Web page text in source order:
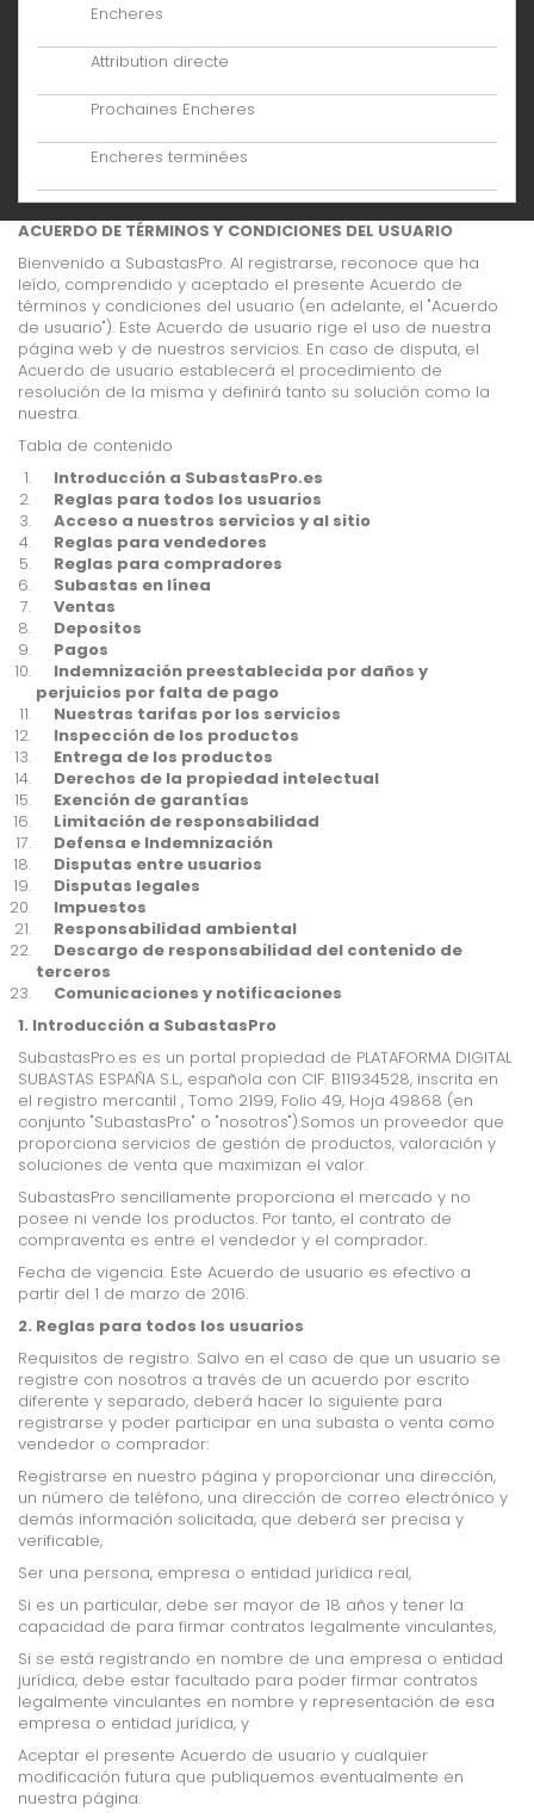
Encheres
Attribution directe
Prochaines Encheres
Encheres terminées
ACUERDO DE TÉRMINOS Y CONDICIONES DEL USUARIO
Bienvenido a SubastasPro. Al registrarse, reconoce que ha
leído, comprendido y aceptado el presente Acuerdo de
términos y condiciones del usuario (en adelante, el "Acuerdo
de usuario"). Este Acuerdo de usuario rige el uso de nuestra
página web y de nuestros servicios. En caso de disputa, el
Acuerdo de usuario establecerá el procedimiento de
resolución de la misma y definirá tanto su solución como la
nuestra.
Tabla de contenido
Introducción a SubastasPro.es
Reglas para todos los usuarios
Acceso a nuestros servicios y al sitio
Reglas para vendedores
Reglas para compradores
Subastas en línea
Ventas
Depositos
Pagos
Indemnización preestablecida por daños y
perjuicios por falta de pago
Nuestras tarifas por los servicios
Inspección de los productos
Entrega de los productos
Derechos de la propiedad intelectual
Exención de garantías
Limitación de responsabilidad
Defensa e Indemnización
Disputas entre usuarios
Disputas legales
Impuestos
Responsabilidad ambiental
Descargo de responsabilidad del contenido de
terceros
Comunicaciones y notificaciones
1. Introducción a SubastasPro
SubastasPro.es es un portal propiedad de PLATAFORMA DIGITAL
SUBASTAS ESPAÑA S.L., española con CIF. B11934528, inscrita en
el registro mercantil , Tomo 2199, Folio 49, Hoja 49868 (en
conjunto "SubastasPro" o "nosotros").Somos un proveedor que
proporciona servicios de gestión de productos, valoración y
soluciones de venta que maximizan el valor.
SubastasPro sencillamente proporciona el mercado y no
posee ni vende los productos. Por tanto, el contrato de
compraventa es entre el vendedor y el comprador.
Fecha de vigencia. Este Acuerdo de usuario es efectivo a
partir del 1 de marzo de 2016.
2. Reglas para todos los usuarios
Requisitos de registro. Salvo en el caso de que un usuario se
registre con nosotros a través de un acuerdo por escrito
diferente y separado, deberá hacer lo siguiente para
registrarse y poder participar en una subasta o venta como
vendedor o comprador:
Registrarse en nuestro página y proporcionar una dirección,
un número de teléfono, una dirección de correo electrónico y
demás información solicitada, que deberá ser precisa y
verificable,
Ser una persona, empresa o entidad jurídica real,
Si es un particular, debe ser mayor de 18 años y tener la
capacidad de para firmar contratos legalmente vinculantes,
Si se está registrando en nombre de una empresa o entidad
jurídica, debe estar facultado para poder firmar contratos
legalmente vinculantes en nombre y representación de esa
empresa o entidad jurídica, y
Aceptar el presente Acuerdo de usuario y cualquier
modificación futura que publiquemos eventualmente en
nuestra página.